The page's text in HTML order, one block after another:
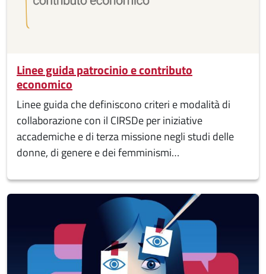
Linee guida patrocinio e contributo
economico
Linee guida che definiscono criteri e modalità di
collaborazione con il CIRSDe per iniziative
accademiche e di terza missione negli studi delle
donne, di genere e dei femminismi…